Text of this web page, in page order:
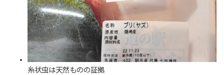
糸状虫は天然ものの証拠